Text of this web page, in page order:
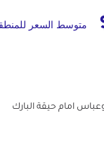
متوسط السعر
امام حيقة البارك